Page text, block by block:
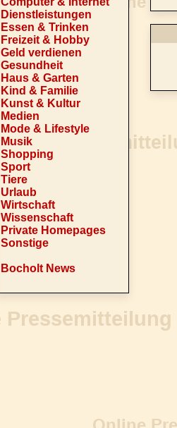
Dienstleistungen
Essen & Trinken
Freizeit & Hobby
Geld verdienen
Gesundheit
Haus & Garten
Kind & Familie
Kunst & Kultur
Medien
Mode & Lifestyle
Musik
Shopping
Sport
Tiere
Urlaub
Wirtschaft
Wissenschaft
Private Homepages
Sonstige
Bocholt News